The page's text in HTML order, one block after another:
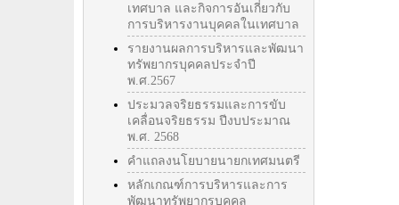
เทศบาล และกิจการอันเกี่ยวกับ
การบริหารงานบุคคลในเทศบาล
รายงานผลการบริหารและพัฒนา
ทรัพยากรบุคคลประจำปี
พ.ศ.2567
ประมวลจริยธรรมและการขับ
เคลื่อนจริยธรรม ปีงบประมาณ
พ.ศ. 2568
คำแถลงนโยบายนายกเทศมนตรี
หลักเกณฑ์การบริหารและการ
พัฒนาทรัพยากรบุคคล